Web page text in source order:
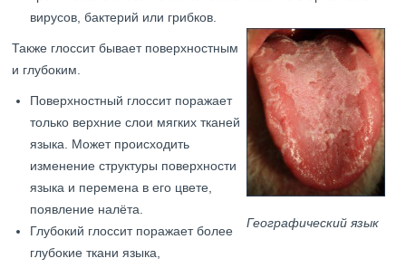
вирусов, бактерий или грибков.
Географический язык
Также глоссит бывает поверхностным
и глубоким.
Поверхностный глоссит поражает
только верхние слои мягких тканей
языка. Может происходить
изменение структуры поверхности
языка и перемена в его цвете,
появление налёта.
Глубокий глоссит поражает более
глубокие ткани языка,